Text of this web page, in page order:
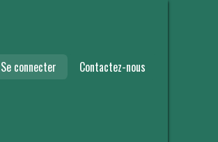
Se connecter Contactez-nous